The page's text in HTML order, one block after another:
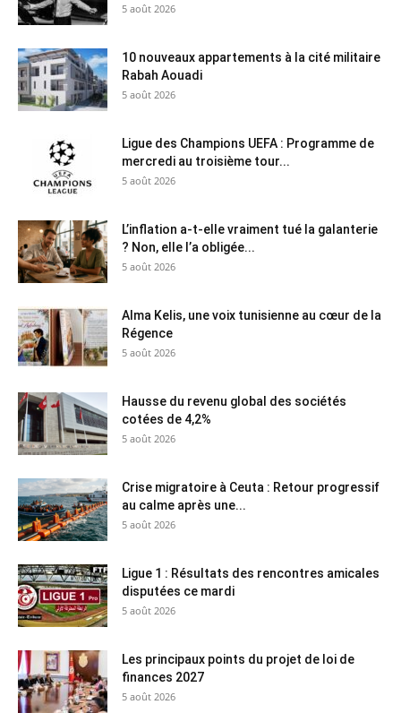
5 août 2026
10 nouveaux appartements à la cité militaire
Rabah Aouadi
5 août 2026
Ligue des Champions UEFA : Programme de
mercredi au troisième tour...
5 août 2026
L’inflation a-t-elle vraiment tué la galanterie
? Non, elle l’a obligée...
5 août 2026
Alma Kelis, une voix tunisienne au cœur de la
Régence
5 août 2026
Hausse du revenu global des sociétés
cotées de 4,2%
5 août 2026
Crise migratoire à Ceuta : Retour progressif
au calme après une...
5 août 2026
Ligue 1 : Résultats des rencontres amicales
disputées ce mardi
5 août 2026
Les principaux points du projet de loi de
finances 2027
5 août 2026